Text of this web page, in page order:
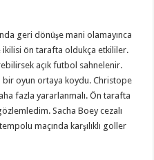
geri dönüşe mani olamayınca
ikilisi ön tarafta oldukça etkililer.
açık futbol sahnelenir.
bir oyun ortaya koydu. Christope
fazla yararlanmalı. Ön tarafta
Sacha Boey cezalı
maçında karşılıklı goller